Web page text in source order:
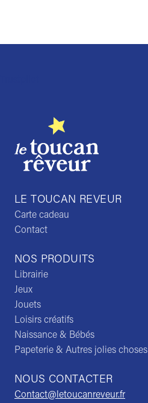
NOS PRODUITS
Librairie
Jeux
Jouets
Loisirs créatifs
Naissance & Bébés
Papeterie & Autres jolies choses
NOUS CONTACTER
Contact@letoucanreveur.fr
LE TOUCAN REVEUR
Carte cadeau
Contact